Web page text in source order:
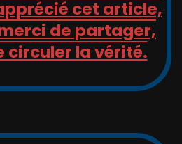
cet article,
de partager,
circuler la vérité.